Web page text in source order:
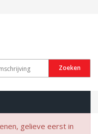
Zoeken
gelieve eerst in